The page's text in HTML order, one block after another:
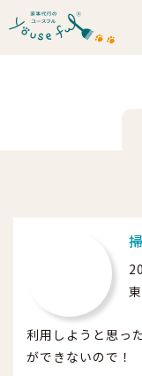
利用しようと思っ
ができないので！